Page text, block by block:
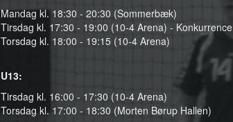
Mandag kl. 18:30 - 20:30 (Sommerbæk)
Tirsdag kl. 17:30 - 19:00 (10-4 Arena) - Konkurrence
Torsdag kl. 18:00 - 19:15 (10-4 Arena)
U13:
Tirsdag kl. 16:00 - 17:30 (10-4 Arena)
Torsdag kl. 17:00 - 18:30 (Morten Børup Hallen)